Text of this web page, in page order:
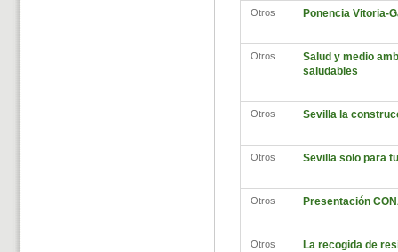
Otros Ponencia Vitoria-
Otros
Salud y medio
saludables
Otros Sevilla la
Otros Sevilla solo para
Otros Presentación
Otros
La recogida de